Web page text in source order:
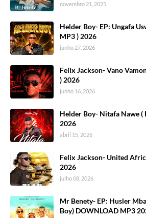
novembro 21, 2025
Helder Boy- EP: Ungafa
MP3 ) 2026
junho 27, 2026
Felix Jackson- Vano
) 2026
junho 16, 2026
Helder Boy- Nitafa Nawe (
2026
abril 15, 2026
Felix Jackson- United
2026
julho 08, 2026
Mr Benety- EP: Husler
Boy) DOWNLOAD MP3